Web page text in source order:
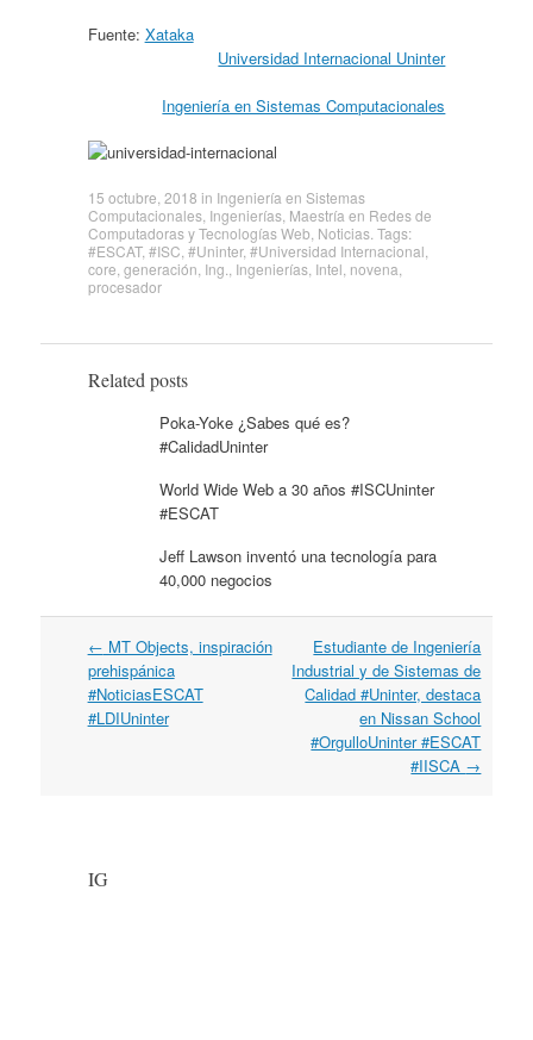
Fuente: Xataka
Universidad Internacional Uninter
Ingeniería en Sistemas Computacionales
15 octubre, 2018 in Ingeniería en Sistemas
Computacionales, Ingenierías, Maestría en Redes de
Computadoras y Tecnologías Web Noticias. Tags:
#ESCAT, #ISC #Uninter, #Universidad Internacional
core generación Ing. Ingenierías, Intel novena
procesador
Related posts
Poka-Yoke ¿Sabes qué es?
#CalidadUninter
World Wide Web a 30 años #ISCUninter
#ESCAT
Jeff Lawson inventó una tecnología para
40,000 negocios
Post navigation
← MT Objects, inspiración
prehispánica
#NoticiasESCAT
#LDIUninter
Estudiante de Ingeniería
Industrial y de Sistemas de
Calidad #Uninter, destaca
en Nissan School
#OrgulloUninter #ESCAT
#IISCA →
IG